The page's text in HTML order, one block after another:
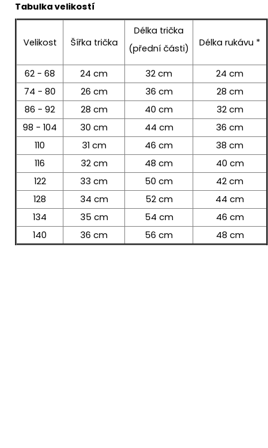
Tabulka velikostí
Velikost Šířka trička
Délka trička
(přední části)
Délka rukávu *
62 - 68 24 cm 32 cm
24 cm
74 - 80
26 cm 36 cm
28 cm
86 - 92
28 cm 40 cm
32 cm
98 - 104
30 cm 44 cm
36 cm
110
31 cm 46 cm
38 cm
116
32 cm 48 cm
40 cm
122
33 cm 50 cm
42 cm
128
34 cm 52 cm
44 cm
134
35 cm 54 cm
46 cm
140
36 cm 56 cm 48 cm